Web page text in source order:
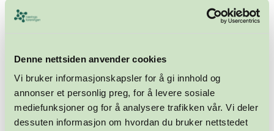
Denne nettsiden anvender cookies
Vi bruker informasjonskapsler for å gi innhold og
annonser et personlig preg, for å levere sosiale
mediefunksjoner og for å analysere trafikken vår. Vi deler
dessuten informasjon om hvordan du bruker nettstedet